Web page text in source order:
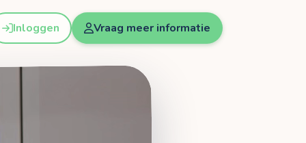
Inloggen Vraag meer informatie